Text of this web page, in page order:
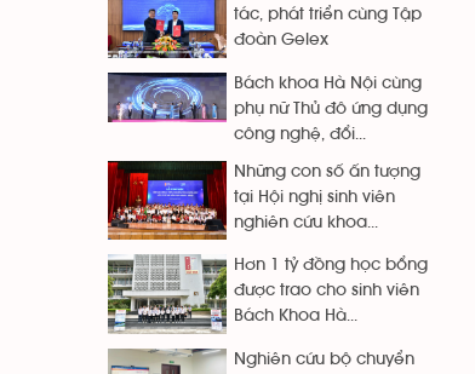
tác, phát triển cùng Tập
đoàn Gelex
Bách khoa Hà Nội cùng
phụ nữ Thủ đô ứng dụng
công nghệ, đổi...
Những con số ấn tượng
tại Hội nghị sinh viên
nghiên cứu khoa...
Hơn 1 tỷ đồng học bổng
được trao cho sinh viên
Bách Khoa Hà...
Nghiên cứu bộ chuyển